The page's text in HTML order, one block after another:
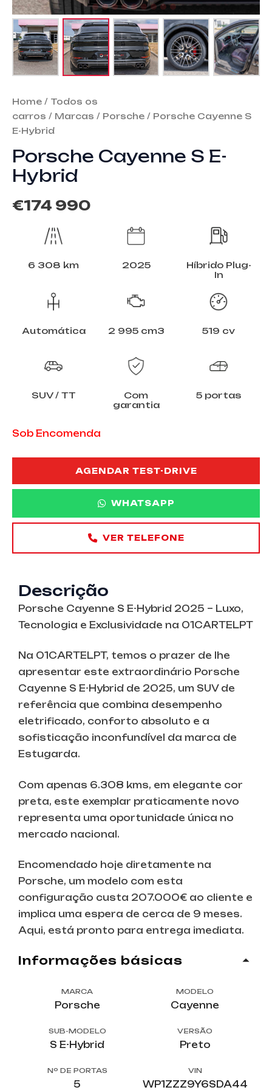
Home / Todos os
carros / Marcas / Porsche / Porsche Cayenne S
E-Hybrid
Porsche Cayenne S E-
Hybrid
€174 990
6 308 km 2025
Híbrido Plug-
In
Automática 2 995 cm3 519 cv
SUV / TT
Com
garantia
5 portas
Sob Encomenda
AGENDAR TEST-DRIVE
WHATSAPP
VER TELEFONE
Descrição
Porsche Cayenne S E-Hybrid 2025 – Luxo,
Tecnologia e Exclusividade na 01CARTELPT
Na 01CARTELPT, temos o prazer de lhe
apresentar este extraordinário Porsche
Cayenne S E-Hybrid de 2025, um SUV de
referência que combina desempenho
eletrificado, conforto absoluto e a
sofisticação inconfundível da marca de
Estugarda.
Com apenas 6.308 kms, em elegante cor
preta, este exemplar praticamente novo
representa uma oportunidade única no
mercado nacional.
Encomendado hoje diretamente na
Porsche, um modelo com esta
configuração custa 207.000€ ao cliente e
implica uma espera de cerca de 9 meses.
Aqui, está pronto para entrega imediata.
informações básicas
MARCA
Porsche
MODELO
Cayenne
SUB-MODELO
S E-Hybrid
VERSÃO
Preto
Nº DE PORTAS
5
VIN
WP1ZZZ9Y6SDA44